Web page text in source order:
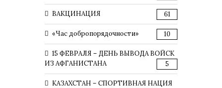
ВАКЦИНАЦИЯ 61
«Час добропорядочности» 10
15 ФЕВРАЛЯ – ДЕНЬ ВЫВОДА ВОЙСК
ИЗ АФГАНИСТАНА
5
КАЗАХСТАН – СПОРТИВНАЯ НАЦИЯ